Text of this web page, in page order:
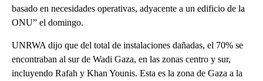
basado en necesidades operativas, adyacente a un edificio de la
ONU” el domingo.
UNRWA dijo que del total de instalaciones dañadas, el 70% se
encontraban al sur de Wadi Gaza, en las zonas centro y sur,
incluyendo Rafah y Khan Younis. Esta es la zona de Gaza a la